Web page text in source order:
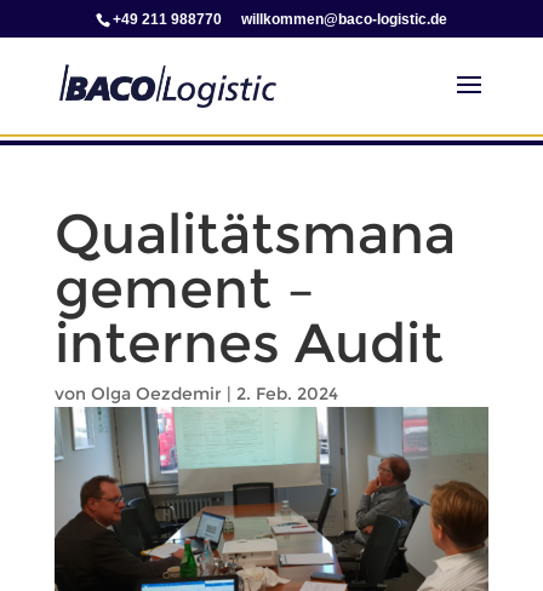
+49 211 988770 ed.ci
tsigo
l-oca
b@nem
mokll
iw
Qualitätsmana
gement –
internes Audit
von Olga Oezdemir | 2. Feb. 2024